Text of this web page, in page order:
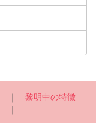
｜ 黎明中の特徴
｜